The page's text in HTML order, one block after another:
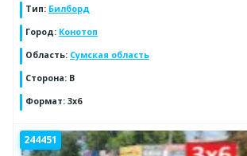
Тип: Билборд
Город: Конотоп
Область: Сумская область
Сторона: B
Формат: 3x6
244451